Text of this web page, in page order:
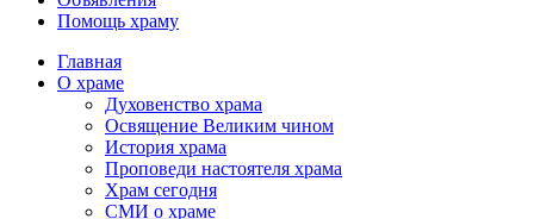
Помощь храму
Главная
О храме
Духовенство храма
Освящение Великим чином
История храма
Проповеди настоятеля храма
Храм сегодня
СМИ о храме